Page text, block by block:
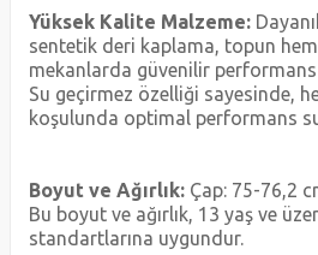
Yüksek Kalite Malzeme:
sentetik deri kaplama, topun hem
mekanlarda güvenilir
Su geçirmez özelliği sayesinde,
koşulunda optimal performans
Boyut ve Ağırlık:Çap: 75-76,2
Bu boyut ve ağırlık, 13 yaş ve
standartlarına uygundur.